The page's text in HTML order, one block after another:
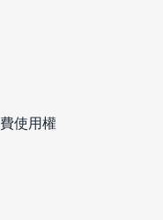
使用權